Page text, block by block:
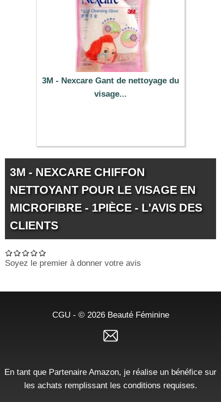
3M - Nexcare Gant de nettoyage du
visage...
3M - NEXCARE CHIFFON
NETTOYANT POUR LE VISAGE EN
MICROFIBRE - 1PIÈCE - L'AVIS DES
CLIENTS
Soyez le premier à donner votre avis
CGU - © 2026 Beauté Féminine
En tant que Partenaire Amazon, je réalise un bénéfice sur
les achats remplissant les conditions requises.